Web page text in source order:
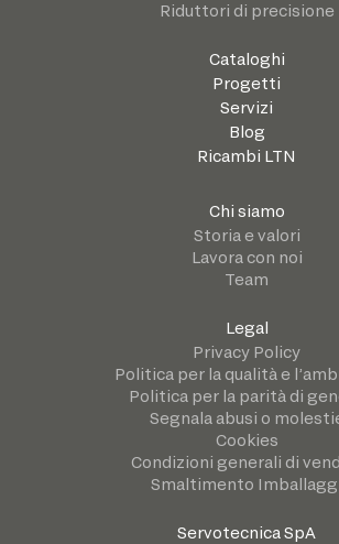
Riduttori di precisione
Cataloghi
Progetti
Servizi
Blog
Ricambi LTN
Chi siamo
Storia e valori
Lavora con noi
Team
Legal
Privacy Policy
Politica per la qualità e
Politica per la parità di
Segnala abusi o
Cookies
Condizioni generali di
Smaltimento
Servotecnica SpA